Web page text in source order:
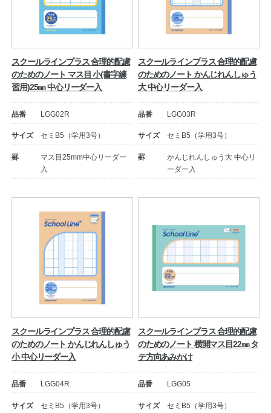
スクールラインプラス 合理的配慮
のためのノート マス目 小(書字練
習用)25㎜ 中心リーダー入
品番 LGG02R
サイズ セミB5（学用3号）
罫
マス目25mm中心リーダー
入
スクールラインプラス 合理的配慮
のためのノート かんじれんしゅう
大 中心リーダー入
品番 LGG03R
サイズ セミB5（学用3号）
罫
かんじれんしゅう大 中心リ
ーダー入
スクールラインプラス 合理的配慮
のためのノート かんじれんしゅう
小 中心リーダー入
品番 LGG04R
サイズ セミB5（学用3号）
スクールラインプラス 合理的配慮
のためのノート 横開マス目22㎜ タ
テ方向あみかけ
品番 LGG05
サイズ セミB5（学用3号）